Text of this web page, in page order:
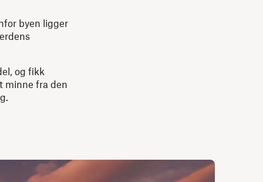
byen ligger
og fikk
minne fra den